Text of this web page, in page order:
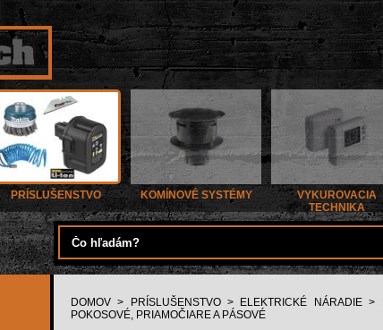
PRÍSLUŠENSTVO KOMÍNOVÉ SYSTÉMY
VYKUROVACIA
TECHNIKA
DOMOV > PRÍSLUŠENSTVO> ELEKTRICKÉ NÁRADIE>
POKOSOVÉ, PRIAMOČIARE A PÁSOVÉ